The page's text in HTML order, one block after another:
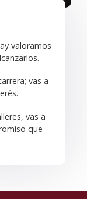
valoramos
vas a
vas a
que